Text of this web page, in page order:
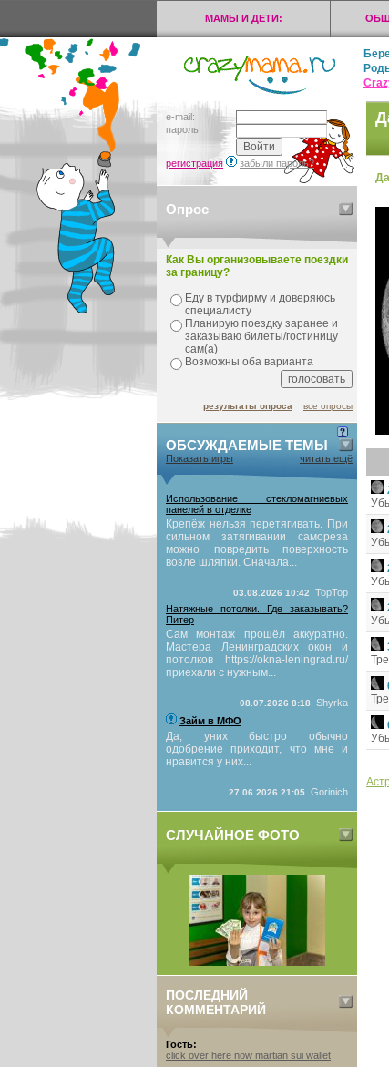
МАМЫ И ДЕТИ:
e-mail:
пароль:
регистрация забыли пароль?
Опрос
Как Вы организовываете поездки
за границу?
Еду в турфирму и доверяюсь
специалисту
Планирую поездку заранее и
заказываю билеты/гостиницу
сам(а)
Возможны оба варианта
результаты опроса все опросы
ОБСУЖДАЕМЫЕ ТЕМЫ
Показать игры читать ещё
Использование стекломагниевых
панелей в отделке
Крепёж нельзя перетягивать. При
сильном затягивании самореза
можно повредить поверхность
возле шляпки. Сначала...
03.08.2026 10:42
TopTop
Натяжные потолки. Где заказывать?
Питер
Сам монтаж прошёл аккуратно.
Мастера Ленинградских окон и
потолков https://okna-leningrad.ru/
приехали с нужным...
08.07.2026 8:18
Shyrka
Займ в МФО
Да, уних быстро обычно
одобрение приходит, что мне и
нравится у них...
27.06.2026 21:05 Gorinich
СЛУЧАЙНОЕ ФОТО
ПОСЛЕДНИЙ
КОММЕНТАРИЙ
Гость:
click over here now martian sui wallet